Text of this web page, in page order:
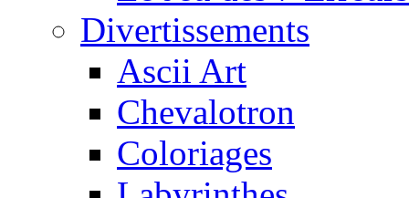
Divertissements
Ascii Art
Chevalotron
Coloriages